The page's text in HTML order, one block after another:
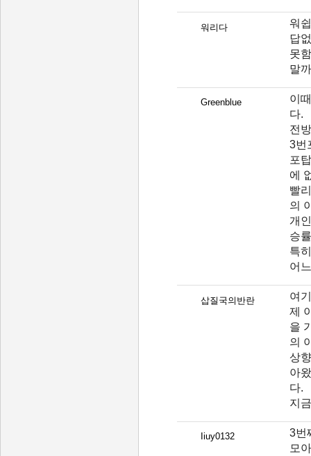
워리다
워
답
못
말까
Greenblue
이
다.
전
3번
포
에
빨
의
개
승
특
어
삽질국의반란
여
제
을
의
상
아
다.
지
Iiuy0132
3번
모